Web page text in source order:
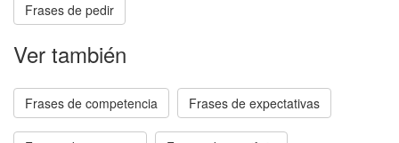
Frases de pedir
Ver también
Frases de competencia Frases de expectativas